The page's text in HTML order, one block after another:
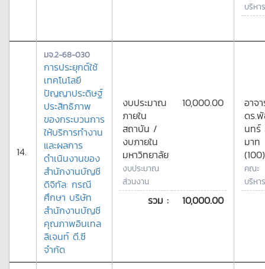
บริหา
14.
มจ.2-68-030
การประยุกต์ใช้
เทคโนโลยี
ปัญญาประดิษฐ์
ประสิทธิภาพ
ของกระบวนการ
ให้บริการทำงาน
และผลการ
ดำเนินงานของ
สำนักงานบัญชี
ดิจิทัล: กรณี
ศึกษา บริษัท
สำนักงานบัญชี
คุณภาพอินเทล
ลิเจนท์ ดี.ซี
จำกัด
งบประมาณ
ภายใน
สถาบัน /
งบภายใน
มหาวิทยาลัย
งบประมาณ
ส่วนงาน
10,000.00
รวม : 10,000.00
อาจ
ดร.
นทร์
มาท
(100)
คณะ
บริหา